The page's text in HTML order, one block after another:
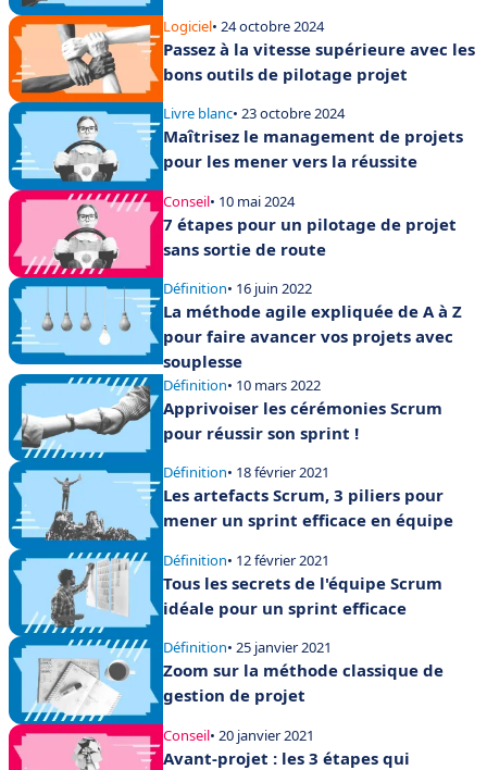
Logiciel• 24 octobre 2024
Passez à la vitesse supérieure avec les
bons outils de pilotage projet
Livre blanc• 23 octobre 2024
Maîtrisez le management de projets
pour les mener vers la réussite
Conseil• 10 mai 2024
7 étapes pour un pilotage de projet
sans sortie de route
Définition• 16 juin 2022
La méthode agile expliquée de A à Z
pour faire avancer vos projets avec
souplesse
Définition• 10 mars 2022
Apprivoiser les cérémonies Scrum
pour réussir son sprint !
Définition• 18 février 2021
Les artefacts Scrum, 3 piliers pour
mener un sprint efficace en équipe
Définition• 12 février 2021
Tous les secrets de l'équipe Scrum
idéale pour un sprint efficace
Définition• 25 janvier 2021
Zoom sur la méthode classique de
gestion de projet
Conseil• 20 janvier 2021
Avant-projet : les 3 étapes qui